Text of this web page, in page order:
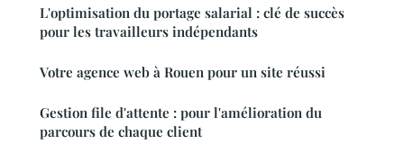
L'optimisation du portage salarial : clé de succès
pour les travailleurs indépendants
Votre agence web à Rouen pour un site réussi
Gestion file d'attente : pour l'amélioration du
parcours de chaque client